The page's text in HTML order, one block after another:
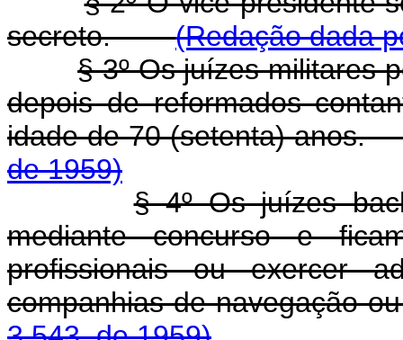
secreto.(Redação dada
§ 3º Os juízes militares
depois de reformados
idade de 70 (setenta)
de 1959)
§ 4º Os juízes
mediante concurso e
profissionais ou exercer
companhias de navegação